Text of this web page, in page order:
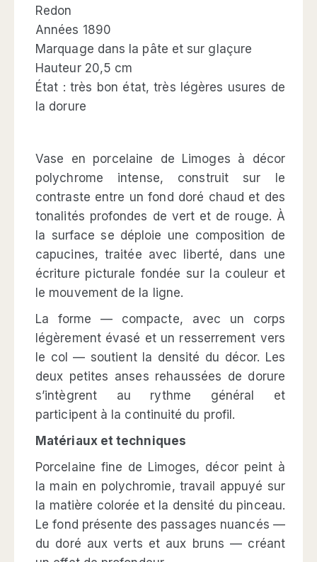
Redon
Années 1890
Marquage dans la pâte et sur glaçure
Hauteur 20,5 cm
État : très bon état, très légères usures de
la dorure
Vase en porcelaine de Limoges à décor
polychrome intense, construit sur le
contraste entre un fond doré chaud et des
tonalités profondes de vert et de rouge. À
la surface se déploie une composition de
capucines, traitée avec liberté, dans une
écriture picturale fondée sur la couleur et
le mouvement de la ligne.
La forme — compacte, avec un corps
légèrement évasé et un resserrement vers
le col — soutient la densité du décor. Les
deux petites anses rehaussées de dorure
s’intègrent au rythme général et
participent à la continuité du profil.
Matériaux et techniques
Porcelaine fine de Limoges, décor peint à
la main en polychromie, travail appuyé sur
la matière colorée et la densité du pinceau.
Le fond présente des passages nuancés —
du doré aux verts et aux bruns — créant